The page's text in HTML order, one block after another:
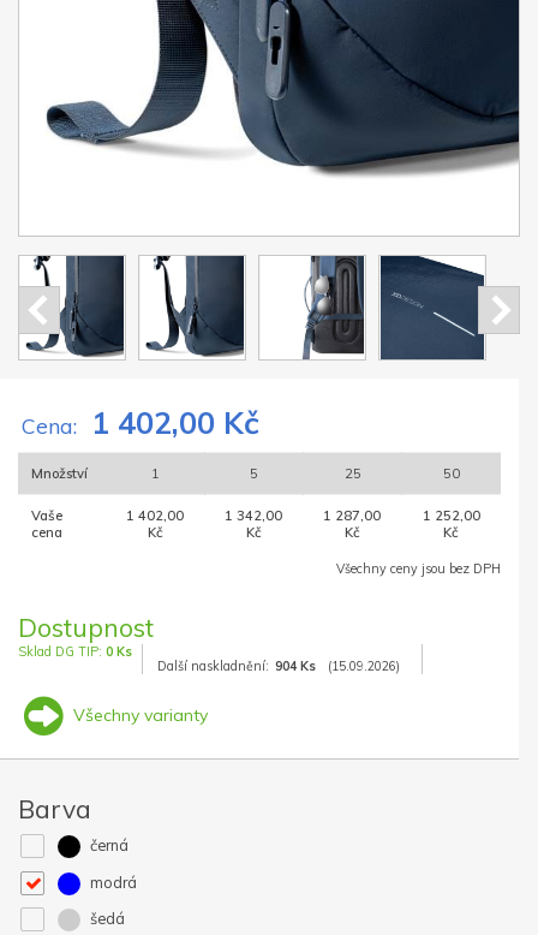
Cena: 1 402,00 Kč
Množství 1 5 25 50
Vaše
cena
1 402,00
Kč
1 342,00
Kč
1 287,00
Kč
1 252,00
Kč
Všechny ceny jsou bez DPH
Dostupnost
Sklad DG TIP: 0 Ks
Další naskladnění: 904 Ks (15.09.2026)
Všechny varianty
Barva
černá
modrá
šedá